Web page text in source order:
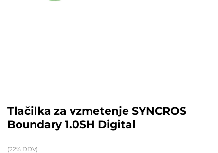
Tlačilka za vzmetenje SYNCROS
Boundary 1.0SH Digital
(22% DDV)